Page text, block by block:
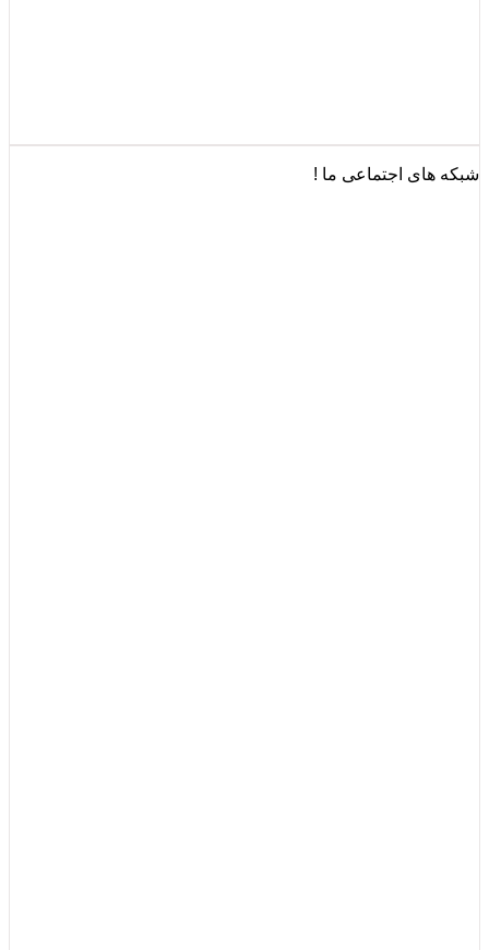
شبکه های اجتماعی ما !